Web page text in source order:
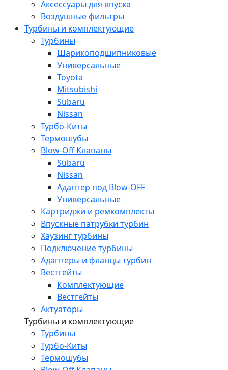
Аксессуары для впуска
Воздушные фильтры
Турбины и комплектующие
Турбины
Шарикоподшипниковые
Универсальные
Toyota
Mitsubishi
Subaru
Nissan
Турбо-Киты
Термошубы
Blow-Off Клапаны
Subaru
Nissan
Адаптер под Blow-OFF
Универсальные
Картриджи и ремкомплекты
Впускные патрубки турбин
Хаузинг турбины
Подключение турбины
Адаптеры и фланцы турбин
Вестгейты
Комплектующие
Вестгейты
Актуаторы
Турбины и комплектующие
Турбины
Турбо-Киты
Термошубы